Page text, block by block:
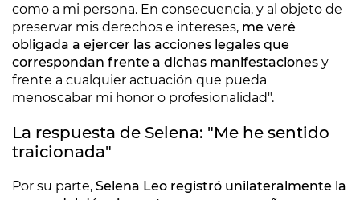
como a mi persona. En consecuencia, y al objeto de
preservar mis derechos e intereses, me veré
obligada a ejercer las acciones legales que
correspondan frente a dichas manifestaciones y
frente a cualquier actuación que pueda
menoscabar mi honor o profesionalidad".
La respuesta de Selena: "Me he sentido
traicionada"
Por su parte, Selena Leo registró unilateralmente la